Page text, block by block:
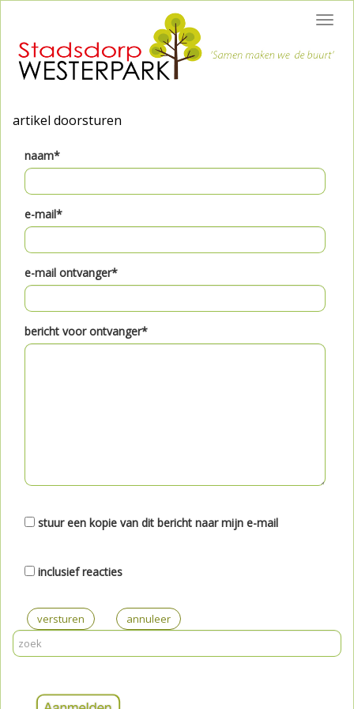
artikel doorsturen
naam*
e-mail*
e-mail ontvanger*
bericht voor ontvanger*
stuur een kopie van dit bericht naar mijn e-mail
inclusief reacties
versturen